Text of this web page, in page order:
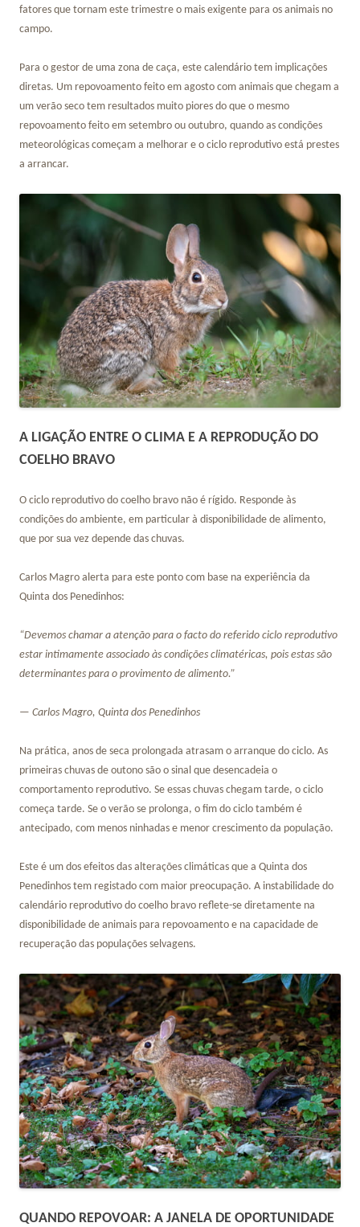
fatores que tornam este trimestre o mais exigente para os animais no
campo.
Para o gestor de uma zona de caça, este calendário tem implicações
diretas. Um repovoamento feito em agosto com animais que chegam a
um verão seco tem resultados muito piores do que o mesmo
repovoamento feito em setembro ou outubro, quando as condições
meteorológicas começam a melhorar e o ciclo reprodutivo está prestes
a arrancar.
A LIGAÇÃO ENTRE O CLIMA E A REPRODUÇÃO DO
COELHO BRAVO
O ciclo reprodutivo do coelho bravo não é rígido. Responde às
condições do ambiente, em particular à disponibilidade de alimento,
que por sua vez depende das chuvas.
Carlos Magro alerta para este ponto com base na experiência da
Quinta dos Penedinhos:
“Devemos chamar a atenção para o facto do referido ciclo reprodutivo
estar intimamente associado às condições climatéricas, pois estas são
determinantes para o provimento de alimento.”
— Carlos Magro, Quinta dos Penedinhos
Na prática, anos de seca prolongada atrasam o arranque do ciclo. As
primeiras chuvas de outono são o sinal que desencadeia o
comportamento reprodutivo. Se essas chuvas chegam tarde, o ciclo
começa tarde. Se o verão se prolonga, o fim do ciclo também é
antecipado, com menos ninhadas e menor crescimento da população.
Este é um dos efeitos das alterações climáticas que a Quinta dos
Penedinhos tem registado com maior preocupação. A instabilidade do
calendário reprodutivo do coelho bravo reflete-se diretamente na
disponibilidade de animais para repovoamento e na capacidade de
recuperação das populações selvagens.
QUANDO REPOVOAR: A JANELA DE OPORTUNIDADE